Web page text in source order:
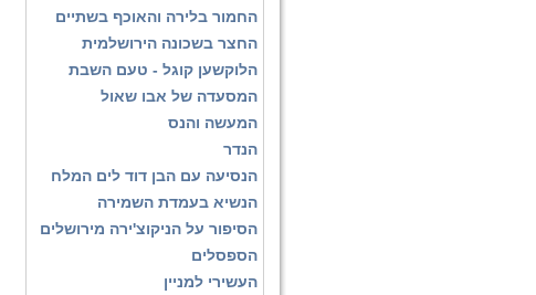
החמור בלירה והאוכף בשתיים
החצר בשכונה הירושלמית
הלוקשען קוגל - טעם השבת
המסעדה של אבו שאול
המעשה והנס
הנדר
הנסיעה עם הבן דוד לים המלח
הנשיא בעמדת השמירה
הסיפור על הניקוצ'ירה מירושלים
הספסלים
העשירי למניין